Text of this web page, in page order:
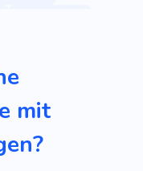
Spiele
Technologie
mit